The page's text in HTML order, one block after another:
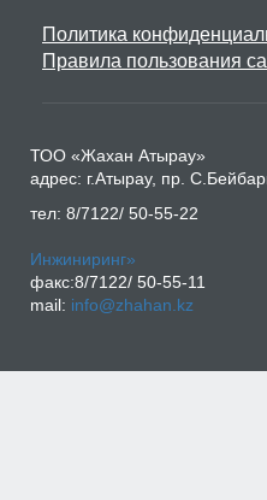
Политика
Правила пользования
ТОО «Жахан
адрес: г.Атырау, пр.
тел: 8/7122/ 50-55-
Инжиниринг»
факс:8/7122/ 50-
mail: info@zhahan.kz